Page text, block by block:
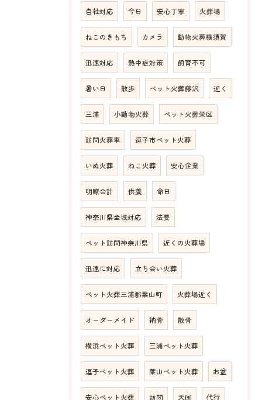
自社対応 今日 安心丁寧 火葬場
ねこのきもち カメラ 動物火葬横須賀
迅速対応 熱中症対策 飼育不可
暑い日 散歩 ペット火葬藤沢 近く
三浦 小動物火葬 ペット火葬栄区
訪問火葬車 逗子市ペット火葬
いぬ火葬 ねこ火葬 安心企業
明瞭会計 供養 命日
神奈川県全域対応 法要
ペット訪問神奈川県 近くの火葬場
迅速に対応 立ち会い火葬
ペット火葬三浦郡葉山町 火葬場近く
オーダーメイド 納骨 散骨
横浜ペット火葬 三浦ペット火葬
逗子ペット火葬 葉山ペット火葬 お盆
安心ペット火葬 訪問 天国 代行